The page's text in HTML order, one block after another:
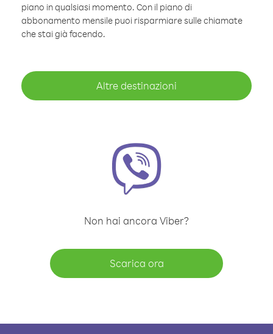
piano in qualsiasi momento. Con il piano di
abbonamento mensile puoi risparmiare sulle chiamate
che stai già facendo.
Altre destinazioni
Non hai ancora Viber?
Scarica ora